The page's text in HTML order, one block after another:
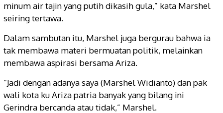
minum air tajin yang putih dikasih gula,” kata Marshel
seiring tertawa.
Dalam sambutan itu, Marshel juga bergurau bahwa ia
tak membawa materi bermuatan politik, melainkan
membawa aspirasi bersama Ariza.
“Jadi dengan adanya saya (Marshel Widianto) dan pak
wali kota ku Ariza patria banyak yang bilang ini
Gerindra bercanda atau tidak,” Marshel.